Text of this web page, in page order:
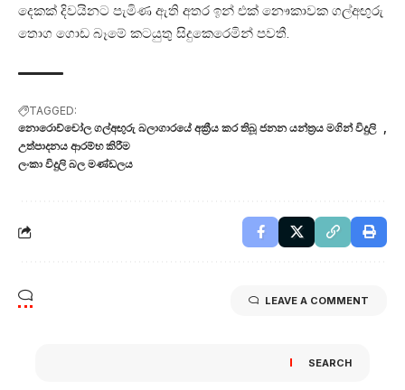
දෙකක් දිවයිනට පැමිණ ඇති අතර ඉන් එක් නෞකාවක ගල්අඟුරු
තොග ගොඩ බෑමේ කටයුතු සිදුකෙරෙමින් පවතී.
TAGGED:
නොරොච්චෝල ගල්අඟුරු බලාගාරයේ අක්‍රීය කර තිබූ ජනන යන්ත්‍රය මගින් විදුලි
උත්පාදනය ආරම්භ කිරීම
ලංකා විදුලි බල මණ්ඩලය
LEAVE A COMMENT
SEARCH